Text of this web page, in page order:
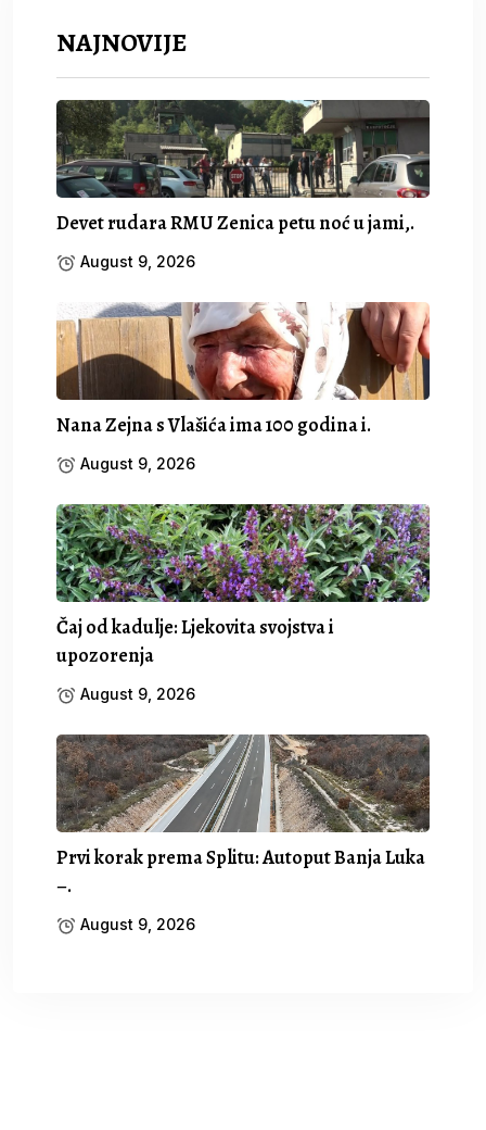
NAJNOVIJE
Devet rudara RMU Zenica petu noć u jami,.
August 9, 2026
Nana Zejna s Vlašića ima 100 godina i.
August 9, 2026
Čaj od kadulje: Ljekovita svojstva i
upozorenja
August 9, 2026
Prvi korak prema Splitu: Autoput Banja Luka
–.
August 9, 2026